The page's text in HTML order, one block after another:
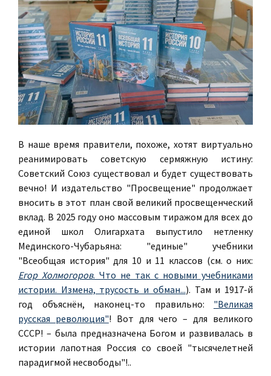
В наше время правители, похоже, хотят виртуально
реанимировать советскую сермяжную истину:
Советский Союз существовал и будет существовать
вечно! И издательство "Просвещение" продолжает
вносить в этот план свой великий просвещенческий
вклад. В 2025 году оно массовым тиражом для всех до
единой школ Олигархата выпустило нетленку
Мединского-Чубарьяна: "единые" учебники
"Всеобщая история" для 10 и 11 классов (см. о них:
Егор Холмогоров. Что не так с новыми учебниками
истории. Измена, трусость и обман...). Там и 1917-й
год объяснён, наконец-то правильно: "Великая
русская революция"! Вот для чего – для великого
СССР! – была предназначена Богом и развивалась в
истории лапотная Россия со своей "тысячелетней
парадигмой несвободы"!..